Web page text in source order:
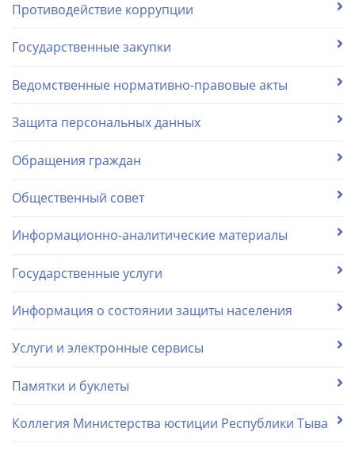
Противодействие коррупции
Государственные закупки
Ведомственные нормативно-правовые акты
Защита персональных данных
Обращения граждан
Общественный совет
Информационно-аналитические материалы
Государственные услуги
Информация о состоянии защиты населения
Услуги и электронные сервисы
Памятки и буклеты
Коллегия Министерства юстиции Республики Тыва